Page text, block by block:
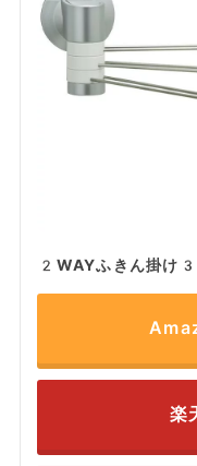
2WAYふきん掛け
楽